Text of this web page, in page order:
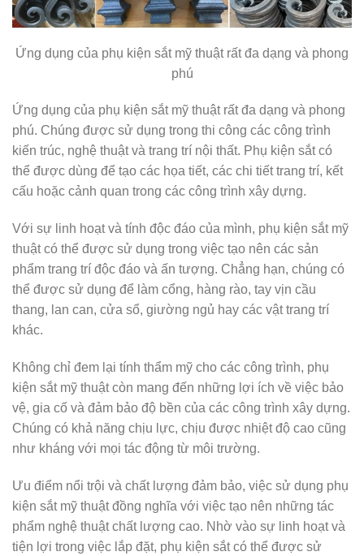
Ứng dụng của phụ kiện sắt mỹ thuật rất đa dạng và phong
phú
Ứng dụng của phụ kiện sắt mỹ thuật rất đa dạng và phong
phú. Chúng được sử dụng trong thi công các công trình
kiến trúc, nghệ thuật và trang trí nội thất. Phụ kiện sắt có
thể được dùng để tạo các họa tiết, các chi tiết trang trí, kết
cấu hoặc cảnh quan trong các công trình xây dựng.
Với sự linh hoạt và tính độc đáo của mình, phụ kiện sắt mỹ
thuật có thể được sử dụng trong việc tạo nên các sản
phẩm trang trí độc đáo và ấn tượng. Chẳng hạn, chúng có
thể được sử dụng để làm cổng, hàng rào, tay vịn cầu
thang, lan can, cửa sổ, giường ngủ hay các vật trang trí
khác.
Không chỉ đem lại tính thẩm mỹ cho các công trình, phụ
kiện sắt mỹ thuật còn mang đến những lợi ích về việc bảo
vệ, gia cố và đảm bảo độ bền của các công trình xây dựng.
Chúng có khả năng chịu lực, chịu được nhiệt độ cao cũng
như kháng với mọi tác động từ môi trường.
Ưu điểm nổi trội và chất lượng đảm bảo, việc sử dụng phụ
kiện sắt mỹ thuật đồng nghĩa với việc tạo nên những tác
phẩm nghệ thuật chất lượng cao. Nhờ vào sự linh hoạt và
tiện lợi trong việc lắp đặt, phụ kiện sắt có thể được sử